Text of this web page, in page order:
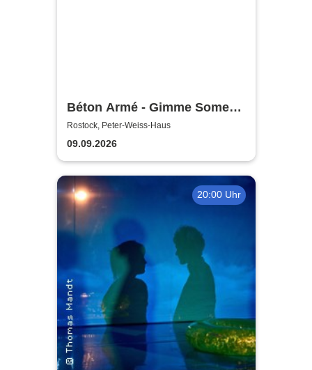
Béton Armé - Gimme Some
Action presents
Rostock, Peter-Weiss-Haus
09.09.2026
20:00 Uhr